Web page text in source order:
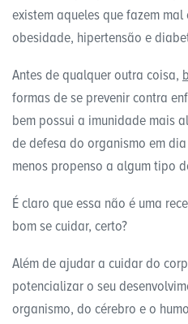
existem aqueles que fazem
obesidade, hipertensão e
Antes de qualquer outra coisa,
formas de se prevenir contra
bem possui a imunidade mais
de defesa do organismo em
menos propenso a algum tipo
É claro que essa não é uma
bom se cuidar, certo?
Além de ajudar a cuidar do
potencializar o seu
organismo, do cérebro e o